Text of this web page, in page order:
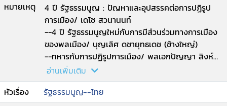
หมายเหตุ
4 ปี รัฐธรรมนูญ : ปัญหาและอุปสรรคต่อการปฏิรูป
การเมือง/ เดโช สวนานนท์
--4 ปี รัฐธรรมนูญใหม่กับการมีส่วนร่วมทางการเมือง
ของพลเมือง/ บุญเลิศ ดชายุทธเดช (ช้างใหญ่)
--ทหารกับการปฏิรูปการเมือง/ พลเอกปัญญา สิงห์
ศักดา
--ประเด็นที่ควรแก้ไขเพิ่มเติมรัฐธรรมนูญในส่วนที่เกี่ยว
กับรัฐสภา/ รองศาสตราจารย์ ดร.มนตรี รูปสุวรรณ
อ่านเพิ่มเติม
หัวเรื่อง
รัฐธรรมนูญ--ไทย